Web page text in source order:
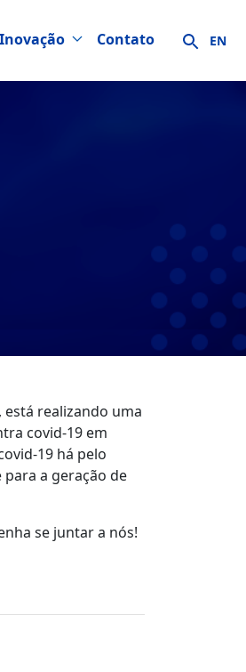
Inovação Contato EN
está realizando uma
covid-19 em
19 há pelo
para a geração de
se juntar a nós!